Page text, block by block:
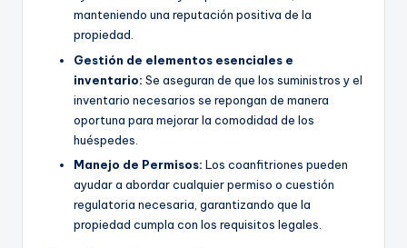
manteniendo una reputación positiva de la
propiedad.
Gestión de elementos esenciales e
inventario: Se aseguran de que los suministros y el
inventario necesarios se repongan de manera
oportuna para mejorar la comodidad de los
huéspedes.
Manejo de Permisos: Los coanfitriones pueden
ayudar a abordar cualquier permiso o cuestión
regulatoria necesaria, garantizando que la
propiedad cumpla con los requisitos legales.